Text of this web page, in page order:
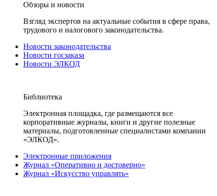
Обзоры и новости
Взгляд экспертов на актуальные события в сфере права,
трудового и налогового законодательства.
Новости законодательства
Новости госзаказа
Новости ЭЛКОД
Библиотека
Электронная площадка, где размещаются все
корпоративные журналы, книги и другие полезные
материалы, подготовленные специалистами компании
«ЭЛКОД».
Электронные приложения
Журнал «Оперативно и достоверно»
Журнал «Искусство управлять»